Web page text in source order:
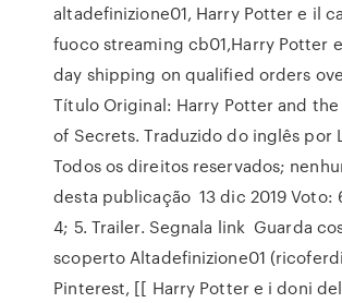
altadefinizione01, Harry Potter e il
fuoco streaming cb01,Harry Potter
day shipping on qualified orders
Título Original: Harry Potter and
of Secrets. Traduzido do inglês por
Todos os direitos reservados;
desta publicação 13 dic 2019 Voto:
4; 5. Trailer. Segnala link Guarda
scoperto Altadefinizione01
Pinterest, [[ Harry Potter e i doni